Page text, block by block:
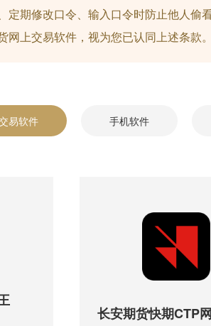
定期修改口令、输入口令时防止他人偷
网上交易软件，视为您已认同上述条款。
易软件 手机软件
长安期货快期CTP